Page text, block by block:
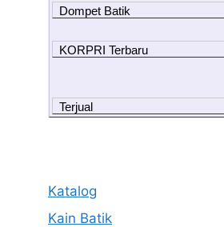
Dompet Batik
KORPRI Terbaru
Terjual
Katalog
Kain Batik